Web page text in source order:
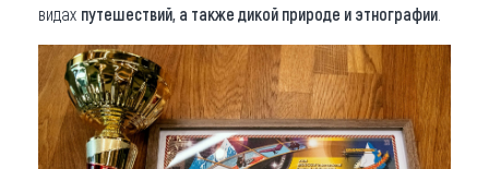
видах путешествий, а также дикой природе и этнографии